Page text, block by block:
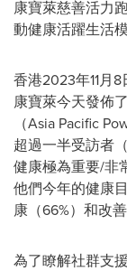
康寶萊慈善活力
動健康活躍生活
香港2023年11月8
康寶萊今天發佈
（Asia Pacific
超過一半受訪者
健康極為重要/非
他們今年的健康
康（66%）和改
為了瞭解社群支